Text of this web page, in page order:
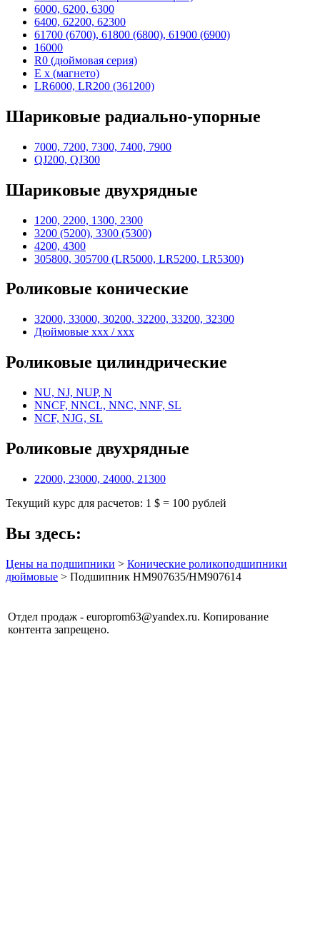
6000, 6200, 6300
6400, 62200, 62300
61700 (6700), 61800 (6800), 61900 (6900)
16000
R0 (дюймовая серия)
E x (магнето)
LR6000, LR200 (361200)
Шариковые радиально-упорные
7000, 7200, 7300, 7400, 7900
QJ200, QJ300
Шариковые двухрядные
1200, 2200, 1300, 2300
3200 (5200), 3300 (5300)
4200, 4300
305800, 305700 (LR5000, LR5200, LR5300)
Роликовые конические
32000, 33000, 30200, 32200, 33200, 32300
Дюймовые xxx / xxx
Роликовые цилиндрические
NU, NJ, NUP, N
NNCF, NNCL, NNC, NNF, SL
NCF, NJG, SL
Роликовые двухрядные
22000, 23000, 24000, 21300
Текущий курс для расчетов: 1 $ = 100 рублей
Вы здесь:
Цены на подшипники > Конические роликоподшипники
дюймовые > Подшипник HM907635/HM907614
Отдел продаж - europrom63@yandex.ru. Копирование
контента запрещено.